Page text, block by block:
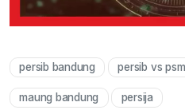
persib bandung persib vs psm
maung bandung persija